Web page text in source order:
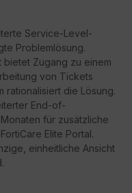
Service-Level-
Problemlösung.
Zugang zu einem
von Tickets
rationalisiert die Lösung.
End-of-
für zusätzliche
FortiCare Elite Portal.
einheitliche Ansicht